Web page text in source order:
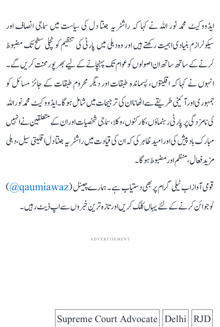
ایڈووکیٹ محمد نور اللہ نے کہا کہ راشٹریہ جنتا دل کی سیاست میں سماجی انصاف اور
سیکولرازم بنیادی اہمیت رکھتے ہیں اور وہ دہلی میں پارٹی کی تنظیم کو نچلی سطح تک مضبوط
کرنے کے ساتھ ساتھ ان اصولوں کو عوام تک پہنچانے کے لیے بھرپور محنت کریں گے۔
انہوں نے کہا کہ اقلیتوں، پسماندہ طبقات اور دیگر محروم طبقات کے جائز مسائل کو
جمہوری اور آئینی طریقے سے اٹھانا ان کی ترجیحات میں شامل ہوگا۔ ایڈووکیٹ محمد نور اللہ
کی نامزدگی پر پارٹی رہنماؤں، کارکنوں، وکلا، سماجی شخصیات اور ان کے متعلقین نے انہیں
مبارک باد پیش کی اور امید ظاہر کی کہ ان کی قیادت میں راشٹریہ جنتا دل اقلیتی سیل، دہلی
مزید فعال، منظم اور مضبوط ہوگا۔
قومی آواز اب ٹیلی گرام پر بھی دستیاب ہے۔ ہمارے چینل (qaumiawaz@
)
کو جوائن کرنے کے لئے یہاں کلک کریں اور تازہ ترین خبروں سے اپ ڈیٹ رہیں۔
ADVERTISEMENT
RJD
Delhi
Supreme Court Advocate